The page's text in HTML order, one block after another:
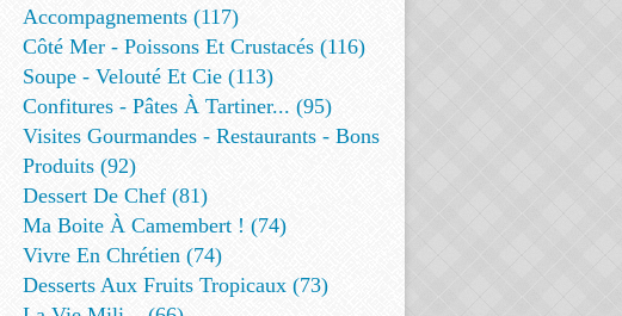
Accompagnements (117)
Côté Mer - Poissons Et Crustacés (116)
Soupe - Velouté Et Cie (113)
Confitures - Pâtes À Tartiner... (95)
Visites Gourmandes - Restaurants - Bons
Produits (92)
Dessert De Chef (81)
Ma Boite À Camembert ! (74)
Vivre En Chrétien (74)
Desserts Aux Fruits Tropicaux (73)